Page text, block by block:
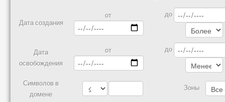
Дата создания
от до
Дата
освобождения
от до
Символов в
домене
Зоны